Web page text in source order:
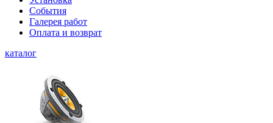
События
Галерея работ
Оплата и возврат
каталог